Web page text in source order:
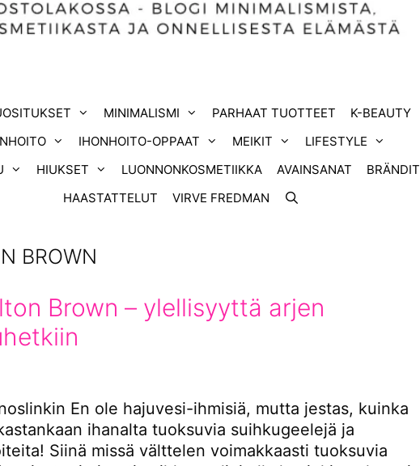
MINIMALISMI PARHAAT TUOTTEET
K-BEAUTY
IHONHOITO-OPPAAT MEIKIT
LIFESTYLE
HIUKSET LUONNONKOSMETIIKKA AVAINSANAT
BRÄNDIT
HAASTATTELUT
VIRVE FREDMAN
BROWN
Brown – ylellisyyttä arjen
En ole hajuvesi-ihmisiä, mutta jestas, kuinka
ihanalta tuoksuvia suihkugeelejä ja
Siinä missä välttelen voimakkaasti tuoksuvia